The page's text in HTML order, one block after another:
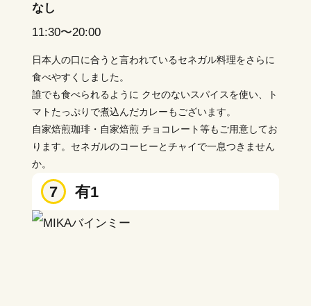
なし
11:30〜20:00
日本人の口に合うと言われているセネガル料理をさらに
食べやすくしました。
誰でも食べられるように クセのないスパイスを使い、ト
マトたっぷりで煮込んだカレーもございます。
自家焙煎珈琲・自家焙煎 チョコレート等もご用意してお
ります。セネガルのコーヒーとチャイで一息つきません
か。
7 有1